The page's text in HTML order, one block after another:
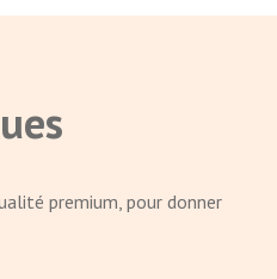
premium, pour donner